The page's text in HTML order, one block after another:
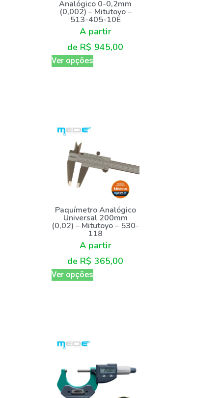
Analógico 0-0,2mm
(0,002) – Mitutoyo –
513-405-10E
A partir
de R$ 945,00
Ver opções
Paquímetro Analógico
Universal 200mm
(0,02) – Mitutoyo – 530-
118
A partir
de R$ 365,00
Ver opções